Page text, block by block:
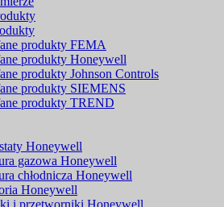
produkty FEMA
produkty Honeywell
produkty Johnson Controls
produkty SIEMENS
produkty TREND
Honeywell
gazowa Honeywell
chłodnicza Honeywell
Honeywell
i przetworniki Honeywell